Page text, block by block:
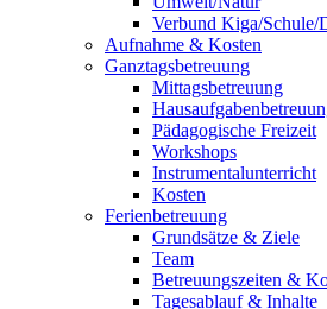
Verbund Kiga/
Aufnahme & Kosten
Ganztagsbetreuung
Mittagsbetreuung
Pädagogische Freizeit
Workshops
Instrumentalunterricht
Kosten
Ferienbetreuung
Grundsätze & Ziele
Team
Betreuungszeiten &
Tagesablauf & Inhalte